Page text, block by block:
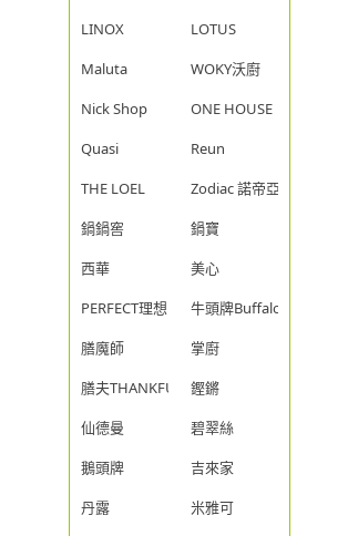
LINOX
LOTUS
Maluta
WOKY沃廚
Nick Shop
ONE HOUSE
Quasi
Reun
THE LOEL
Zodiac 諾帝亞
鍋鍋窖
鍋寶
西華
美心
PERFECT理想
牛頭牌Buffalo
膳魔師
掌廚
膳夫THANKFUL
鏗鏘
仙德曼
碧翠絲
鵝頭牌
吉來家
丹露
米雅可